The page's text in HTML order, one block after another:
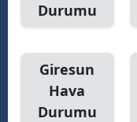
Durumu
Giresun
Hava
Durumu